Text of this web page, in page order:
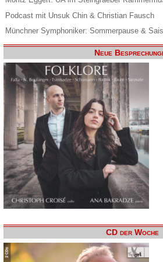
Podcast mit Unsuk Chin & Christian Fausch
Münchner Symphoniker: Sommerpause &
Neue
CD der Woche